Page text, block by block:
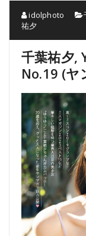
idolphoto
祐夕
千葉祐夕,
No.19 (ヤ